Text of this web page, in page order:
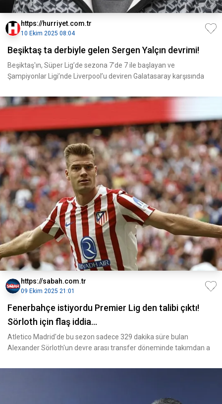
https://hurriyet.com.tr
10 Ekim 2025 08:04
Beşiktaş ta derbiyle gelen Sergen Yalçın devrimi!
Beşiktaş'ın, Süper Lig’de sezona 7’de 7 ile başlayan ve
Şampiyonlar Ligi’nde Liverpool’u deviren Galatasaray karşısında
https://sabah.com.tr
09 Ekim 2025 21:01
Fenerbahçe istiyordu Premier Lig den talibi çıktı!
Sörloth için flaş iddia...
Atletico Madrid'de bu sezon sadece 329 dakika süre bulan
Alexander Sörloth'un devre arası transfer döneminde takımdan a